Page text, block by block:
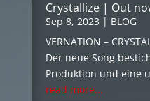
Crystallize | Out
Sep 8, 2023 | BLOG
VERNATION –
Der neue Song
Produktion und eine
read more...